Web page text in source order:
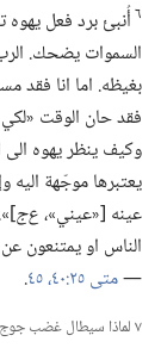
٦أُنبئ برد فعل يهوه
السموات يضحك.‏
بغيظه.‏ اما انا
فقد حان الوقت
وكيف ينظر يهوه الى
يعتبرها موجّهة
عينه [«عيني»،‏ع‌ج(‏
الناس او يمتنعون
—‏متى ٢٥:‏٤٠،‏ ‏.‏
٧ لماذا سيطال غضب جوج ‹الجمع الكثير› الموصوف في